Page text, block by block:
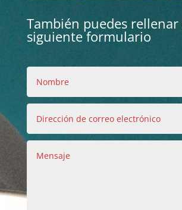
También puedes rellenar
siguiente formulario